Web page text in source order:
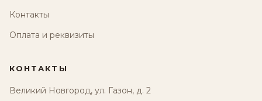
Контакты
Оплата и реквизиты
КОНТАКТЫ
Великий Новгород, ул. Газон, д. 2